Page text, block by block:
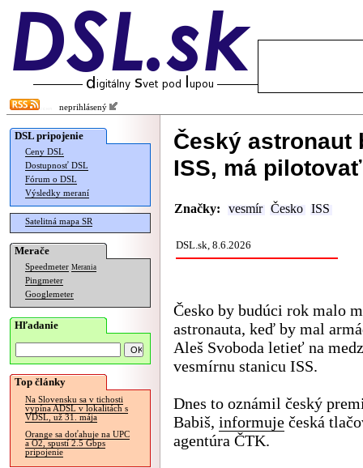
neprihlásený
DSL pripojenie
Ceny DSL
Dostupnosť DSL
Fórum o DSL
Výsledky meraní
Satelitná mapa SR
Merače
Speedmeter Merania
Pingmeter
Googlemeter
Hľadanie
Top články
Na Slovensku sa v tichosti
vypína ADSL v lokalitách s
VDSL, už 31. mája
Orange sa doťahuje na UPC
a O2, spustí 2.5 Gbps
pripojenie
Český
ISS, má
Značky: vesmír Česko ISS
DSL.sk, 8.6.2026
Česko by budúci rok malo
astronauta, keď by mal
Aleš Svoboda letieť na
vesmírnu stanicu ISS.
Dnes to oznámil český
Babiš, informuje česká
agentúra ČTK.